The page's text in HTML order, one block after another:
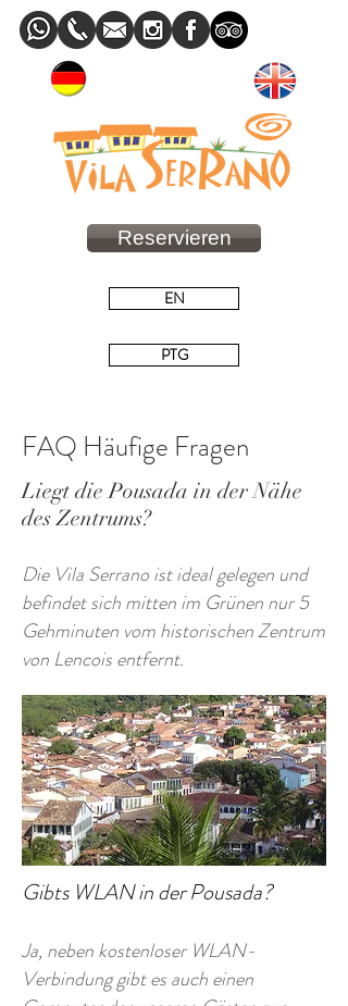
Reservieren
EN
PTG
FAQ Häufige Fragen
Liegt die Pousada in der Nähe
des Zentrums?
Die Vila Serrano ist ideal gelegen und
befindet sich mitten im Grünen nur 5
Gehminuten vom historischen Zentrum
von Lencois entfernt.
Gibts WLAN in der Pousada?
Ja, neben kostenloser WLAN-
Verbindung gibt es auch einen